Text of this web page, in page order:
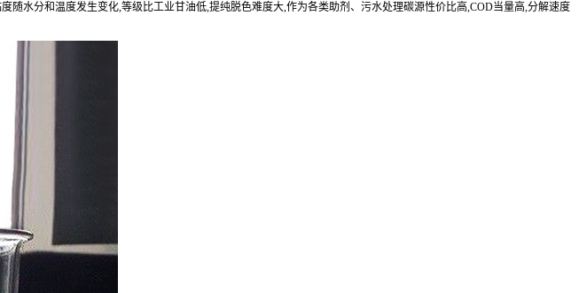
水分和温度发生变化,等级比工业甘油低,提纯脱色难度大,作为各类助剂、污水处理碳源性价比高,COD当量高,分解速度